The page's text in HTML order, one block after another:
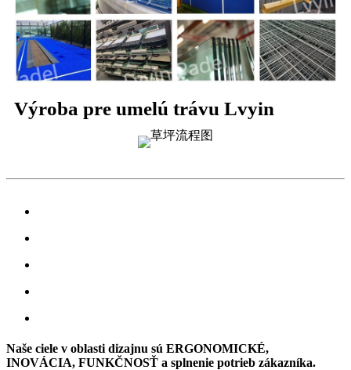
Výroba pre umelú trávu Lvyin
Naše ciele v oblasti dizajnu sú ERGONOMICKÉ,
INOVÁCIA, FUNKČNOSŤ a splnenie potrieb zákazníka.